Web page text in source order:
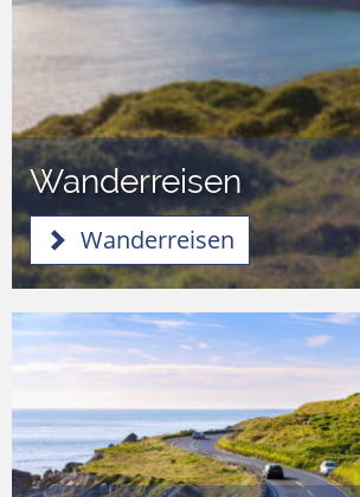
Wanderreisen
Wanderreisen